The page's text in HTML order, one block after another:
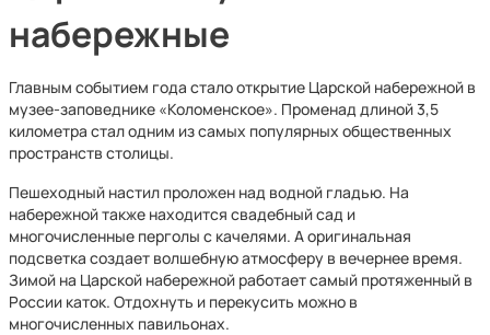
набережные
Главным событием года стало открытие Царской набережной в
музее‑заповеднике «Коломенское». Променад длиной 3,5
километра стал одним из самых популярных общественных
пространств столицы.
Пешеходный настил проложен над водной гладью. На
набережной также находится свадебный сад и
многочисленные перголы с качелями. А оригинальная
подсветка создает волшебную атмосферу в вечернее время.
Зимой на Царской набережной работает самый протяженный в
России каток. Отдохнуть и перекусить можно в
многочисленных павильонах.